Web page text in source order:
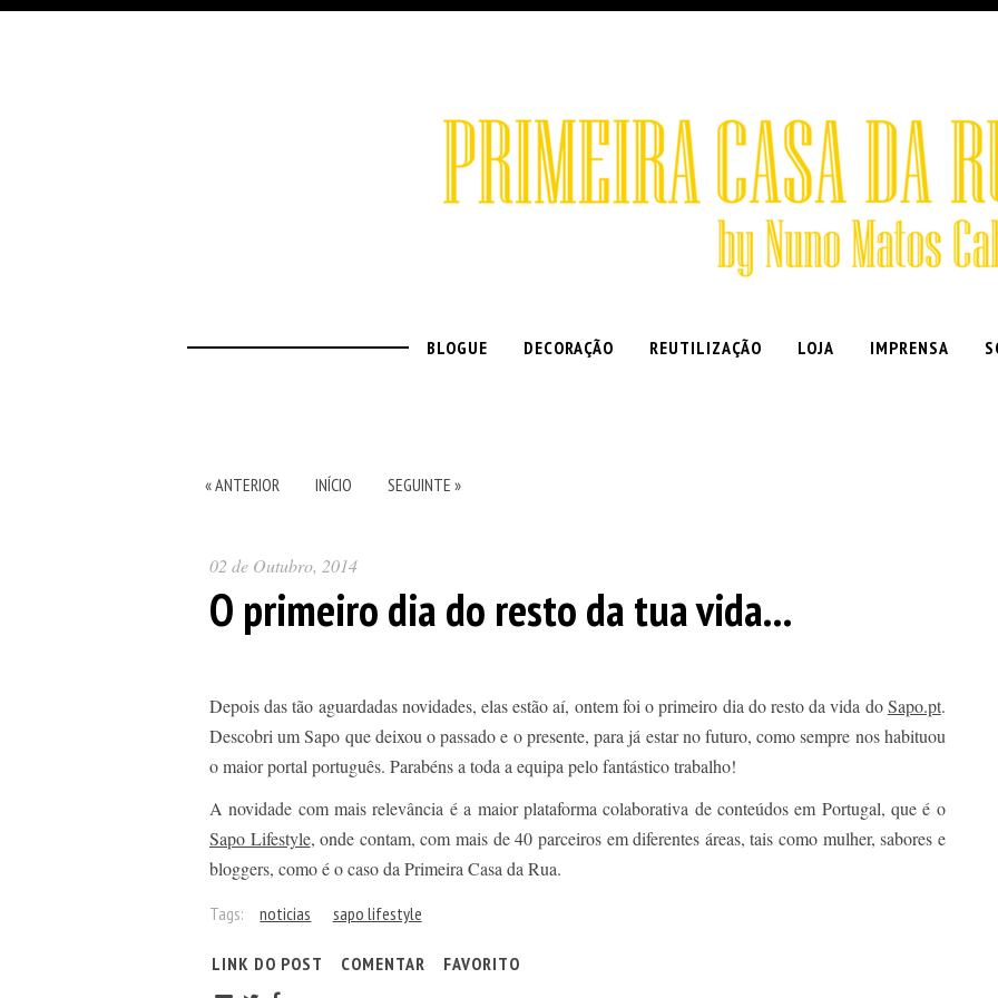
BLOGUE DECORAÇÃO REUTILIZAÇÃO LOJA IMPRENSA
« ANTERIOR INÍCIO SEGUINTE »
02 de Outubro, 2014
O primeiro dia do resto da tua vida...
Depois das tão aguardadas novidades, elas estão aí, ontem foi o primeiro dia do resto da vida doSapo.pt.
Descobri um Sapo que deixou o passado e o presente, para já estar no futuro, como sempre nos habituou
o maior portal português. Parabéns a toda a equipa pelo fantástico trabalho!
A novidade com mais relevância é a maior plataforma colaborativa de conteúdos em Portugal, que é o
Sapo Lifestyle, onde contam, com mais de 40 parceiros em diferentes áreas, tais como mulher, sabores e
bloggers, como é o caso da Primeira Casa da Rua.
Tags: noticias sapo lifestyle
LINK DO POST COMENTAR FAVORITO